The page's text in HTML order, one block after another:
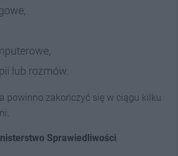
lub rozmów.
powinno zakończyć się w ciągu kilku
Sprawiedliwości